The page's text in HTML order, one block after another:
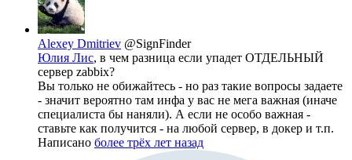
Alexey Dmitriev @SignFinder
Юлия Лис, в чем разница если упадет ОТДЕЛЬНЫЙ
сервер zabbix?
Вы только не обижайтесь - но раз такие вопросы задаете
- значит вероятно там инфа у вас не мега важная (иначе
специалиста бы наняли). А если не особо важная -
ставьте как получится - на любой сервер, в докер и т.п.
Написано более трёх лет назад